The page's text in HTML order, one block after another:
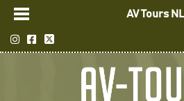
AV Tours NL